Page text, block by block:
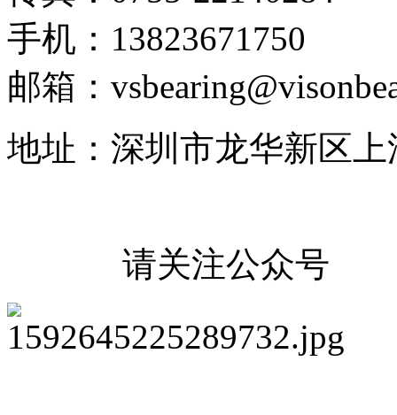
手机：13823671750
邮箱：
地址：深圳市龙华新区
请关注公众号